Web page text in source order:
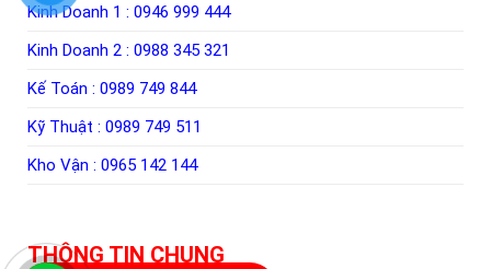
Kinh Doanh 1 : 0946 999 444
Kinh Doanh 2 : 0988 345 321
Kế Toán : 0989 749 844
Kỹ Thuật : 0989 749 511
Kho Vận : 0965 142 144
THÔNG TIN CHUNG